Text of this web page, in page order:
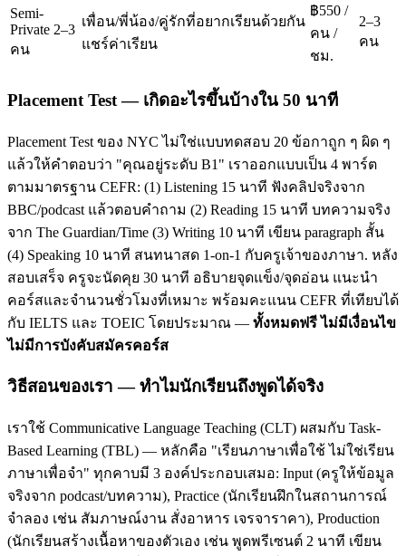
Semi-
Private 2–3
คน
เพื่อน/พี่น้อง/คู่รักที่อยากเรียนด้วยกัน
แชร์ค่าเรียน
฿550 /
คน /
ชม.
2–3
คน
Placement Test — เกิดอะไรขึ้นบ้างใน 50 นาที
Placement Test ของ NYC ไม่ใช่แบบทดสอบ 20 ข้อกาถูก ๆ ผิด ๆ
แล้วให้คำตอบว่า "คุณอยู่ระดับ B1" เราออกแบบเป็น 4 พาร์ต
ตามมาตรฐาน CEFR: (1) Listening 15 นาที ฟังคลิปจริงจาก
BBC/podcast แล้วตอบคำถาม (2) Reading 15 นาที บทความจริง
จาก The Guardian/Time (3) Writing 10 นาที เขียน paragraph สั้น
(4) Speaking 10 นาที สนทนาสด 1-on-1 กับครูเจ้าของภาษา. หลัง
สอบเสร็จ ครูจะนัดคุย 30 นาที อธิบายจุดแข็ง/จุดอ่อน แนะนำ
คอร์สและจำนวนชั่วโมงที่เหมาะ พร้อมคะแนน CEFR ที่เทียบได้
กับ IELTS และ TOEIC โดยประมาณ — ทั้งหมดฟรี ไม่มีเงื่อนไข
ไม่มีการบังคับสมัครคอร์ส
วิธีสอนของเรา — ทำไมนักเรียนถึงพูดได้จริง
เราใช้ Communicative Language Teaching (CLT) ผสมกับ Task-
Based Learning (TBL) — หลักคือ "เรียนภาษาเพื่อใช้ ไม่ใช่เรียน
ภาษาเพื่อจำ" ทุกคาบมี 3 องค์ประกอบเสมอ: Input (ครูให้ข้อมูล
จริงจาก podcast/บทความ), Practice (นักเรียนฝึกในสถานการณ์
จำลอง เช่น สัมภาษณ์งาน สั่งอาหาร เจรจาราคา), Production
(นักเรียนสร้างเนื้อหาของตัวเอง เช่น พูดพรีเซนต์ 2 นาที เขียน